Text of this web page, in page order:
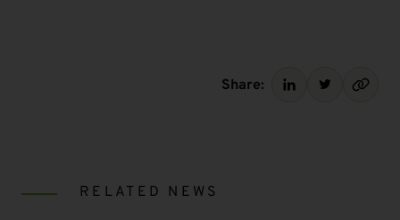
Share:
RELATED NEWS